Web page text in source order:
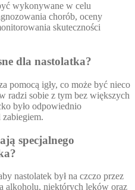
wykonywane w celu
chorób, oceny
skuteczności
dla nastolatka?
pomocą igły, co może być nieco
radzi sobie z tym bez większych
było odpowiednio
specjalnego
nastolatek był na czczo przez
alkoholu, niektórych leków oraz